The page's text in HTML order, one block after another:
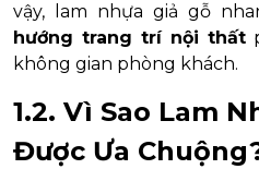
vậy, lam nhựa giả gỗ
hướng trang trí nội thất
không gian phòng khách.
1.2. Vì Sao Lam
Được Ưa